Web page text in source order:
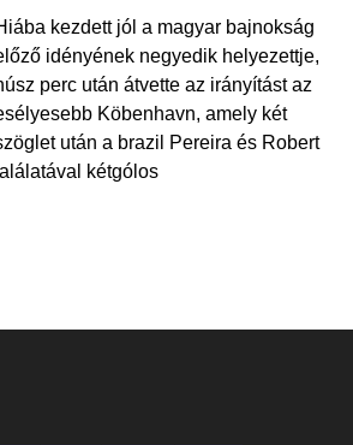
kezdett jól a magyar bajnokság
idényének negyedik helyezettje,
perc után átvette az irányítást az
Köbenhavn, amely két
után a brazil Pereira és Robert
kétgólos